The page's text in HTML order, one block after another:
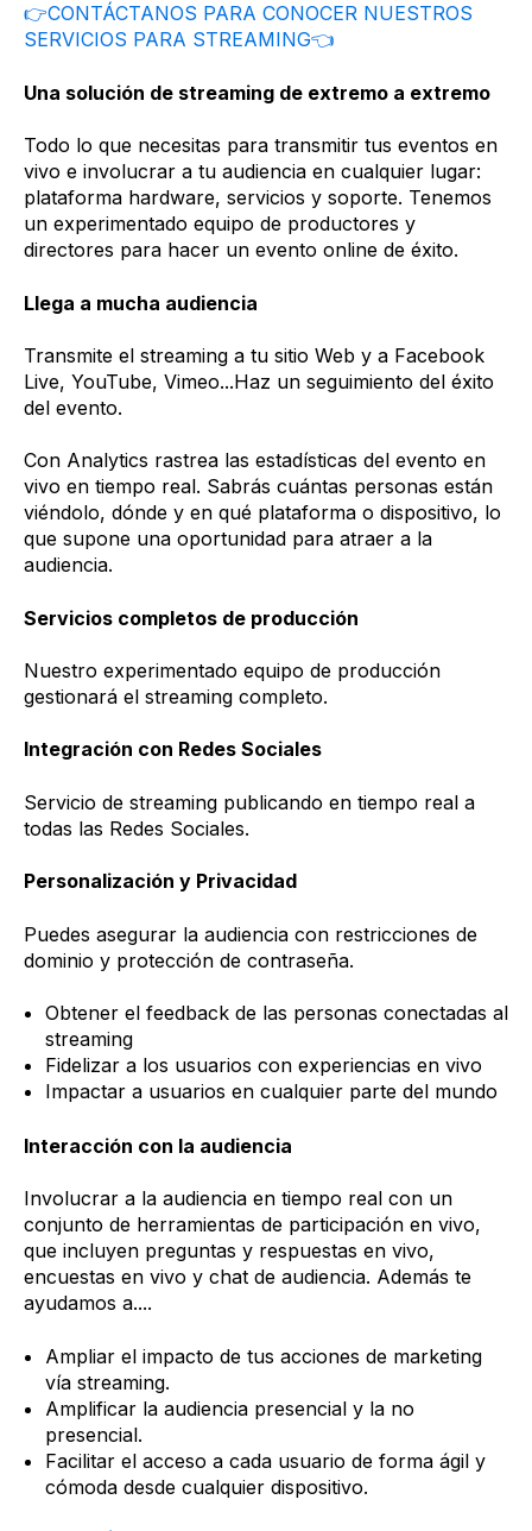
👉CONTÁCTANOS PARA CONOCER NUESTROS
SERVICIOS PARA STREAMING👈
Una solución de streaming de extremo a extremo
Todo lo que necesitas para transmitir tus eventos en
vivo e involucrar a tu audiencia en cualquier lugar:
plataforma hardware, servicios y soporte. Tenemos
un experimentado equipo de productores y
directores para hacer un evento online de éxito.
Llega a mucha audiencia
Transmite el streaming a tu sitio Web y a Facebook
Live, YouTube, Vimeo...Haz un seguimiento del éxito
del evento.
Con Analytics rastrea las estadísticas del evento en
vivo en tiempo real. Sabrás cuántas personas están
viéndolo, dónde y en qué plataforma o dispositivo, lo
que supone una oportunidad para atraer a la
audiencia.
Servicios completos de producción
Nuestro experimentado equipo de producción
gestionará el streaming completo.
Integración con Redes Sociales
Servicio de streaming publicando en tiempo real a
todas las Redes Sociales.
Personalización y Privacidad
Puedes asegurar la audiencia con restricciones de
dominio y protección de contraseña.
Obtener el feedback de las personas conectadas al
streaming
Fidelizar a los usuarios con experiencias en vivo
Impactar a usuarios en cualquier parte del mundo
Interacción con la audiencia
Involucrar a la audiencia en tiempo real con un
conjunto de herramientas de participación en vivo,
que incluyen preguntas y respuestas en vivo,
encuestas en vivo y chat de audiencia. Además te
ayudamos a....
Ampliar el impacto de tus acciones de marketing
vía streaming.
Amplificar la audiencia presencial y la no
presencial.
Facilitar el acceso a cada usuario de forma ágil y
cómoda desde cualquier dispositivo.